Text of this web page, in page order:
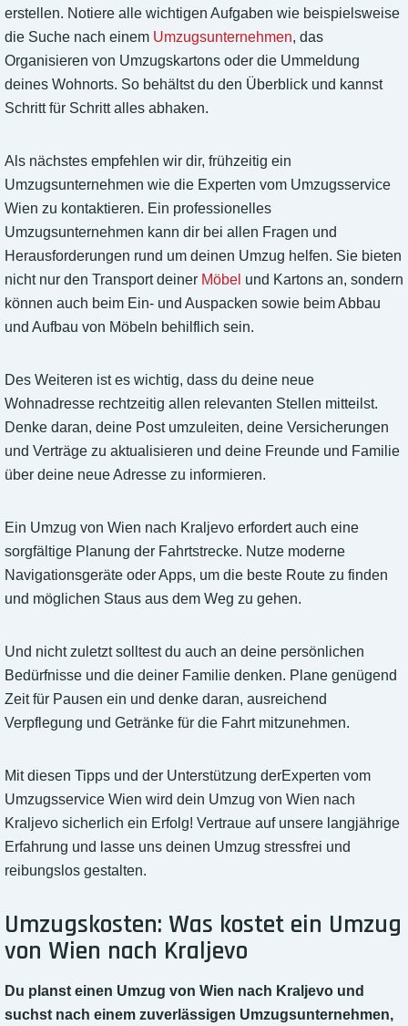
erstellen. Notiere alle wichtigen Aufgaben wie beispielsweise
die Suche nach einem Umzugsunternehmen, das
Organisieren von Umzugskartons oder die Ummeldung
deines Wohnorts. So behältst du den Überblick und kannst
Schritt für Schritt alles abhaken.
Als nächstes empfehlen wir dir, frühzeitig ein
Umzugsunternehmen wie die Experten vom Umzugsservice
Wien zu kontaktieren. Ein professionelles
Umzugsunternehmen kann dir bei allen Fragen und
Herausforderungen rund um deinen Umzug helfen. Sie bieten
nicht nur den Transport deiner Möbel und Kartons an, sondern
können auch beim Ein- und Auspacken sowie beim Abbau
und Aufbau von Möbeln behilflich sein.
Des Weiteren ist es wichtig, dass du deine neue
Wohnadresse rechtzeitig allen relevanten Stellen mitteilst.
Denke daran, deine Post umzuleiten, deine Versicherungen
und Verträge zu aktualisieren und deine Freunde und Familie
über deine neue Adresse zu informieren.
Ein Umzug von Wien nach Kraljevo erfordert auch eine
sorgfältige Planung der Fahrtstrecke. Nutze moderne
Navigationsgeräte oder Apps, um die beste Route zu finden
und möglichen Staus aus dem Weg zu gehen.
Und nicht zuletzt solltest du auch an deine persönlichen
Bedürfnisse und die deiner Familie denken. Plane genügend
Zeit für Pausen ein und denke daran, ausreichend
Verpflegung und Getränke für die Fahrt mitzunehmen.
Mit diesen Tipps und der Unterstützung derExperten vom
Umzugsservice Wien wird dein Umzug von Wien nach
Kraljevo sicherlich ein Erfolg! Vertraue auf unsere langjährige
Erfahrung und lasse uns deinen Umzug stressfrei und
reibungslos gestalten.
Umzugskosten: Was kostet ein Umzug
von Wien nach Kraljevo
Du planst einen Umzug von Wien nach Kraljevo und
suchst nach einem zuverlässigen Umzugsunternehmen,